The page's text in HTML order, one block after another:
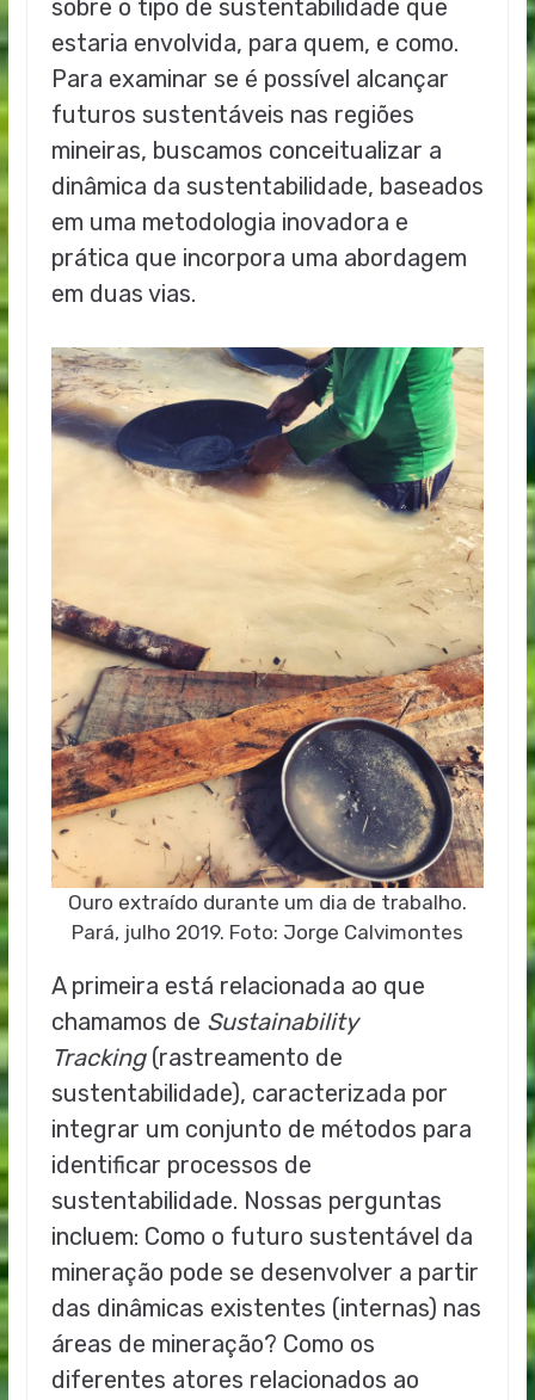
sobre o tipo de sustentabilidade que
estaria envolvida, para quem, e como.
Para examinar se é possível alcançar
futuros sustentáveis nas regiões
mineiras, buscamos conceitualizar a
dinâmica da sustentabilidade, baseados
em uma metodologia inovadora e
prática que incorpora uma abordagem
em duas vias.
Ouro extraído durante um dia de trabalho.
Pará, julho 2019. Foto: Jorge Calvimontes
A primeira está relacionada ao que
chamamos de Sustainability
Tracking(rastreamento de
sustentabilidade), caracterizada por
integrar um conjunto de métodos para
identificar processos de
sustentabilidade. Nossas perguntas
incluem: Como o futuro sustentável da
mineração pode se desenvolver a partir
das dinâmicas existentes (internas) nas
áreas de mineração? Como os
diferentes atores relacionados ao